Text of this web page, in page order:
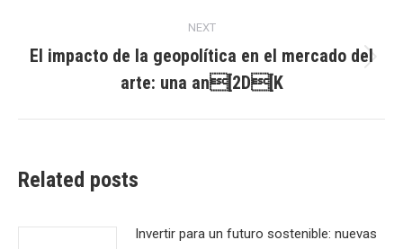
NEXT
post:
El impacto de la geopolítica en el mercado del
arte: una an[2D[K
Related posts
Invertir para un futuro sostenible: nuevas